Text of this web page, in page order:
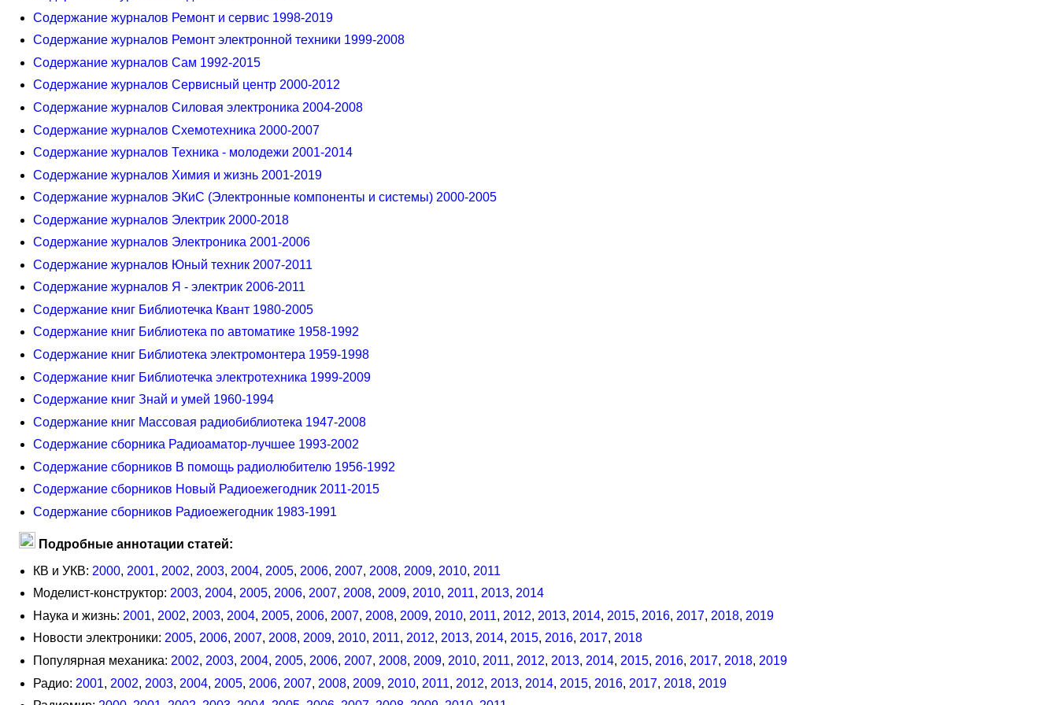
Содержание журналов Ремонт и сервис 1998-2019
Содержание журналов Ремонт электронной техники 1999-2008
Содержание журналов Сам 1992-2015
Содержание журналов Сервисный центр 2000-2012
Содержание журналов Силовая электроника 2004-2008
Содержание журналов Схемотехника 2000-2007
Содержание журналов Техника - молодежи 2001-2014
Содержание журналов Химия и жизнь 2001-2019
Содержание журналов ЭКиС (Электронные компоненты и системы) 2000-2005
Содержание журналов Электрик 2000-2018
Содержание журналов Электроника 2001-2006
Содержание журналов Юный техник 2007-2011
Содержание журналов Я - электрик 2006-2011
Содержание книг Библиотечка Квант 1980-2005
Содержание книг Библиотека по автоматике 1958-1992
Содержание книг Библиотека электромонтера 1959-1998
Содержание книг Библиотечка электротехника 1999-2009
Содержание книг Знай и умей 1960-1994
Содержание книг Массовая радиобиблиотека 1947-2008
Содержание сборника Радиоаматор-лучшее 1993-2002
Содержание сборников В помощь радиолюбителю 1956-1992
Содержание сборников Новый Радиоежегодник 2011-2015
Содержание сборников Радиоежегодник 1983-1991
Подробные аннотации статей:
КВ и УКВ: 2000, 2001, 2002, 2003, 2004, 2005, 2006, 2007, 2008, 2009, 2010, 2011
Моделист-конструктор: 2003, 2004, 2005, 2006, 2007, 2008, 2009, 2010, 2011, 2013, 2014
Наука и жизнь: 2001, 2002, 2003, 2004, 2005, 2006, 2007, 2008, 2009, 2010, 2011, 2012, 2013, 2014, 2015, 2016, 2017, 2018, 2019
Новости электроники: 2005, 2006, 2007, 2008, 2009, 2010, 2011, 2012, 2013, 2014, 2015, 2016, 2017, 2018
Популярная механика: 2002, 2003, 2004, 2005, 2006, 2007, 2008, 2009, 2010, 2011, 2012, 2013, 2014, 2015, 2016, 2017, 2018, 2019
Радио: 2001, 2002, 2003, 2004, 2005, 2006, 2007, 2008, 2009, 2010, 2011, 2012, 2013, 2014, 2015, 2016, 2017, 2018, 2019